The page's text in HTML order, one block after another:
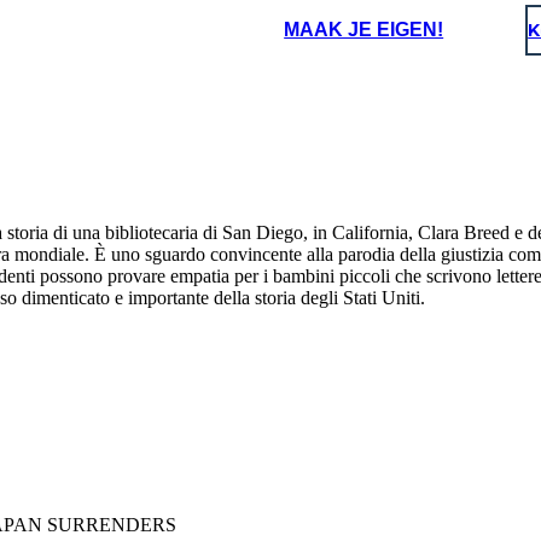
Le loro case, i
e le fattorie
Alcuni si
altri sono tornati
governo degli Stati Uniti. Hanno perso la casa, i mezzi di sussistenza e la
libertà per anni. Il governo degli Stati Uniti si è scusato più di 40 anni
dopo. Miss Breed e Katherine rimasero amiche. Clara Breed è stata
onorata come ospite come una riunione di giapponesi americani che
erano stati imprigionati nel 1991.
credere ai
distribuito ai
"Scrivimi se
MAAK JE EIGEN!
di una bibliotecaria di San Diego, in California, Clara Breed e
mondiale. È uno sguardo convincente alla parodia della giustizia
possono provare empatia per i bambini piccoli che scrivono
dimenticato e importante della storia degli Stati Uniti.
SURRENDERS